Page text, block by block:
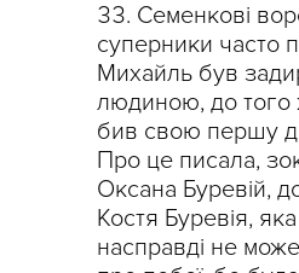
Семенкові
суперники часто
Михайль був
людиною, до того
бив свою першу
Про це писала,
Оксана Буревій,
Костя Буревія, яка
насправді не